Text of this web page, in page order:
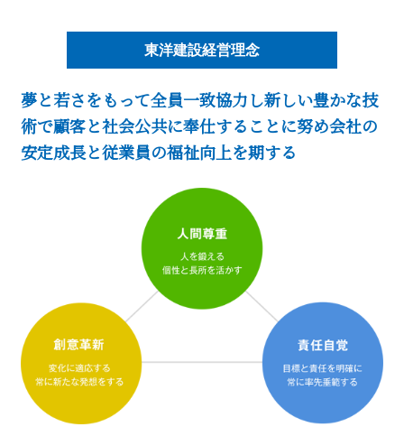
東洋建設経営理念
夢と若さをもって全員一致協力し新しい豊かな技
術で顧客と社会公共に奉仕することに努め会社の
安定成長と従業員の福祉向上を期する